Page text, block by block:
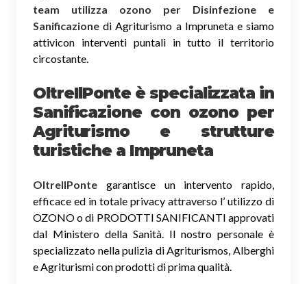
team utilizza ozono per Disinfezione e
Sanificazione di Agriturismo a Impruneta e siamo
attivicon interventi puntali in tutto il territorio
circostante.
OltreIlPonte è specializzata in
Sanificazione con ozono per
Agriturismo e strutture
turistiche a Impruneta
OltreIlPonte garantisce un intervento rapido,
efficace ed in totale privacy attraverso l’ utilizzo di
OZONO o di PRODOTTI SANIFICANTI approvati
dal Ministero della Sanità. Il nostro personale è
specializzato nella pulizia di Agriturismos, Alberghi
e Agriturismi con prodotti di prima qualità.